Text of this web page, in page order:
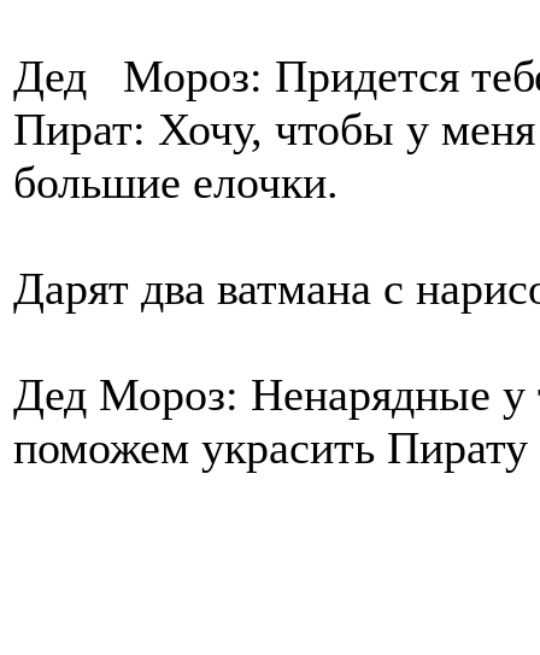
Дед Мороз: Придется
Пират: Хочу, чтобы у
большие елочки.
Дарят два ватмана с
Дед Мороз: Ненарядные у
поможем украсить Пирату